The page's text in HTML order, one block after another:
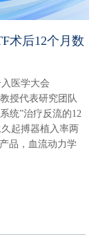
术后12个月数
医学大会
授代表研究团队
统”治疗反流的12
起搏器植入率两
品，血流动力学